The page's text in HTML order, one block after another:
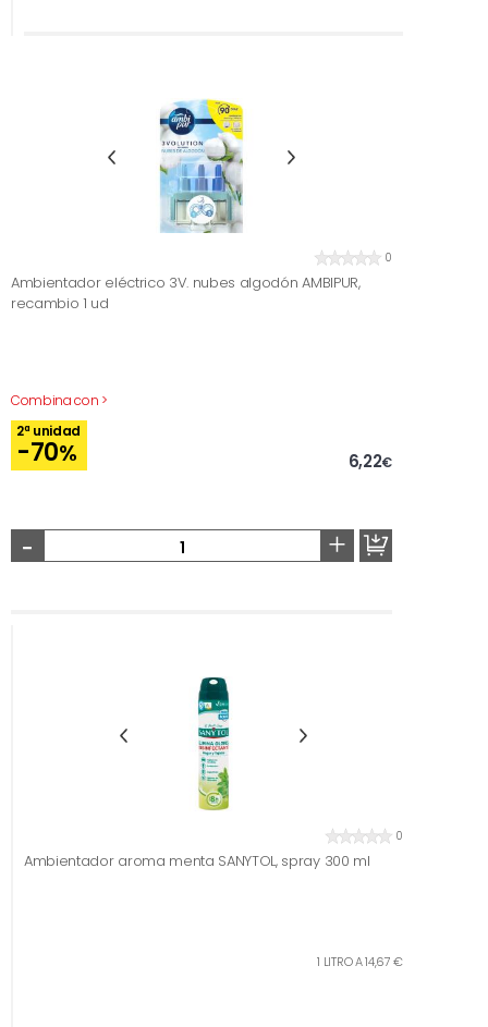
0
Ambientador eléctrico 3V. nubes algodón AMBIPUR,
recambio 1 ud
Combina con >
2ª unidad
-70% 6,22€
- +
0
Ambientador aroma menta SANYTOL, spray 300 ml
1 LITRO A 14,67 €